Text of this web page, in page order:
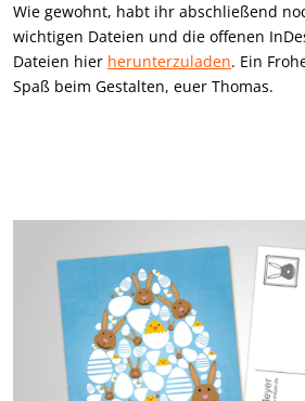
Wie gewohnt, habt ihr abschließend
wichtigen Dateien und die offenen
Dateien hier herunterzuladen. Ein
Spaß beim Gestalten, euer Thomas.